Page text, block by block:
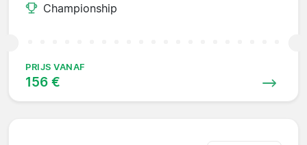
Championship
PRIJS VANAF
156 €